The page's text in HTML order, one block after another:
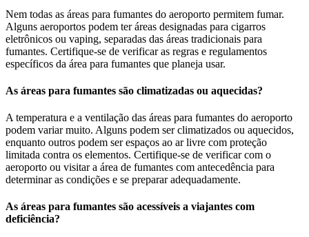
Nem todas as áreas para fumantes do aeroporto permitem fumar.
Alguns aeroportos podem ter áreas designadas para cigarros
eletrônicos ou vaping, separadas das áreas tradicionais para
fumantes. Certifique-se de verificar as regras e regulamentos
específicos da área para fumantes que planeja usar.
As áreas para fumantes são climatizadas ou aquecidas?
A temperatura e a ventilação das áreas para fumantes do aeroporto
podem variar muito. Alguns podem ser climatizados ou aquecidos,
enquanto outros podem ser espaços ao ar livre com proteção
limitada contra os elementos. Certifique-se de verificar com o
aeroporto ou visitar a área de fumantes com antecedência para
determinar as condições e se preparar adequadamente.
As áreas para fumantes são acessíveis a viajantes com
deficiência?